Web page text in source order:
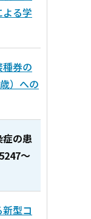
る学
券の
）への
症の患
～
型コ